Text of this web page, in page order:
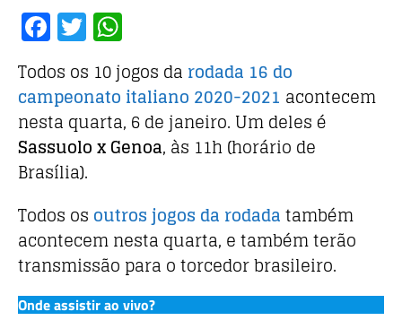
F
a
c
e
b
o
o
k
T
w
it
te
r
h
at
s
A
p
p
Todos os 10 jogos da rodada 16 do
campeonato italiano 2020-2021 acontecem
nesta quarta, 6 de janeiro. Um deles é
Sassuolo x Genoa, às 11h (horário de
Brasília).
Todos os outros jogos da rodadatambém
acontecem nesta quarta, e também terão
transmissão para o torcedor brasileiro.
Onde assistir ao vivo?